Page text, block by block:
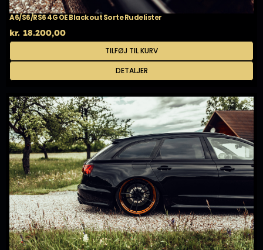
A6/S6/RS6 4G OE Blackout Sorte Rudelister
kr. 18.200,00
TILFØJ TIL KURV
DETALJER